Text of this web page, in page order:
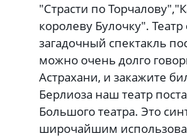
"Страсти по
королеву Булочку".
загадочный спектакль
можно очень долго
Астрахани, и закажите
Берлиоза наш театр
Большого театра. Это
широчайшим